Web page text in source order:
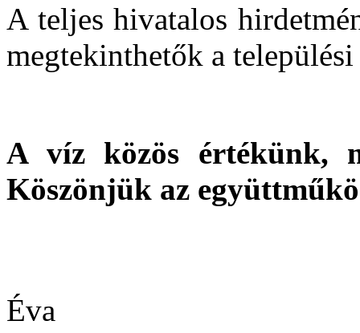
A teljes hivatalos
megtekinthetők a
A víz közös értékünk,
Köszönjük az
Éva